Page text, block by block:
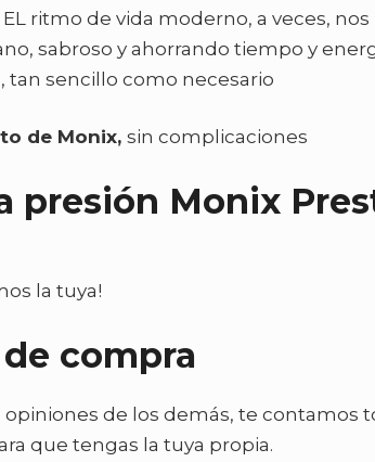
EL ritmo de vida moderno, a veces,
sabroso y ahorrando tiempo y
tan sencillo como necesario
de Monix, sin complicaciones
presión Monix
la tuya!
de compra
opiniones de los demás, te contamos
que tengas la tuya propia.